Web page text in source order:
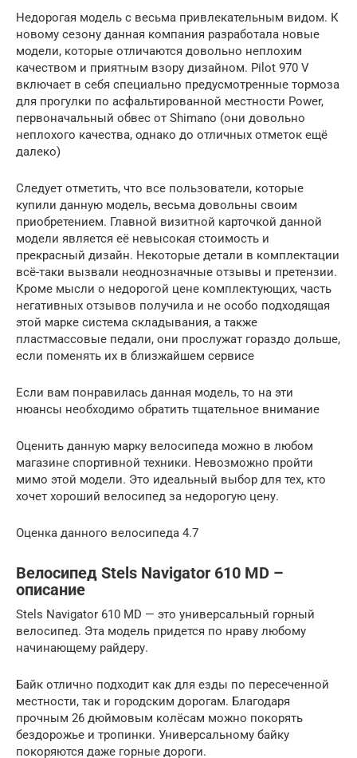
Недорогая модель с весьма привлекательным видом. К
новому сезону данная компания разработала новые
модели, которые отличаются довольно неплохим
качеством и приятным взору дизайном. Pilot 970 V
включает в себя специально предусмотренные тормоза
для прогулки по асфальтированной местности Power,
первоначальный обвес от Shimano (они довольно
неплохого качества, однако до отличных отметок ещё
далеко)
Следует отметить, что все пользователи, которые
купили данную модель, весьма довольны своим
приобретением. Главной визитной карточкой данной
модели является её невысокая стоимость и
прекрасный дизайн. Некоторые детали в комплектации
всё-таки вызвали неоднозначные отзывы и претензии.
Кроме мысли о недорогой цене комплектующих, часть
негативных отзывов получила и не особо подходящая
этой марке система складывания, а также
пластмассовые педали, они прослужат гораздо дольше,
если поменять их в близжайшем сервисе
Если вам понравилась данная модель, то на эти
нюансы необходимо обратить тщательное внимание
Оценить данную марку велосипеда можно в любом
магазине спортивной техники. Невозможно пройти
мимо этой модели. Это идеальный выбор для тех, кто
хочет хороший велосипед за недорогую цену.
Оценка данного велосипеда 4.7
Велосипед Stels Navigator 610 MD –
описание
Stels Navigator 610 MD — это универсальный горный
велосипед. Эта модель придется по нраву любому
начинающему райдеру.
Байк отлично подходит как для езды по пересеченной
местности, так и городским дорогам. Благодаря
прочным 26 дюймовым колёсам можно покорять
бездорожье и тропинки. Универсальному байку
покоряются даже горные дороги.